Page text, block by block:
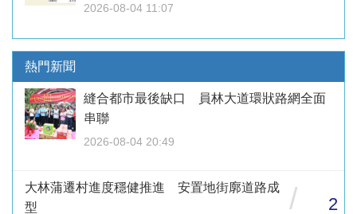
2026-08-04 11:07
熱門新聞
縫合都市最後缺口 員林大道環狀路網全面
串聯
2026-08-04 20:49
大林蒲遷村進度穩健推進 安置地街廓道路成
型
/ 2